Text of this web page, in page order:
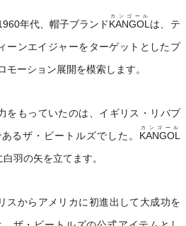
年代、帽子ブランドKANGOL
カンゴール
は、テ
ィーンエイジャーをターゲットとしたプ
モーション展開を模索します。
をもっていたのは、イギリス・リバプ
るザ・ビートルズでした。 KANGOL
カンゴール
羽の矢を立てます。
スからアメリカに初進出して大成功を